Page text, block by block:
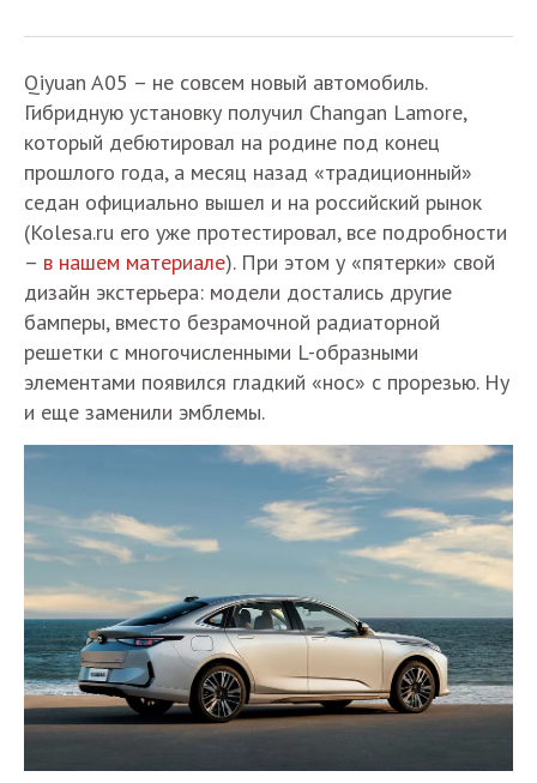
Qiyuan A05 – не совсем новый автомобиль.
Гибридную установку получил Changan Lamore,
который дебютировал на родине под конец
прошлого года, а месяц назад «традиционный»
седан официально вышел и на российский рынок
(Kolesa.ru его уже протестировал, все подробности
– в нашем материале). При этом у «пятерки» свой
дизайн экстерьера: модели достались другие
бамперы, вместо безрамочной радиаторной
решетки с многочисленными L-образными
элементами появился гладкий «нос» с прорезью. Ну
и еще заменили эмблемы.